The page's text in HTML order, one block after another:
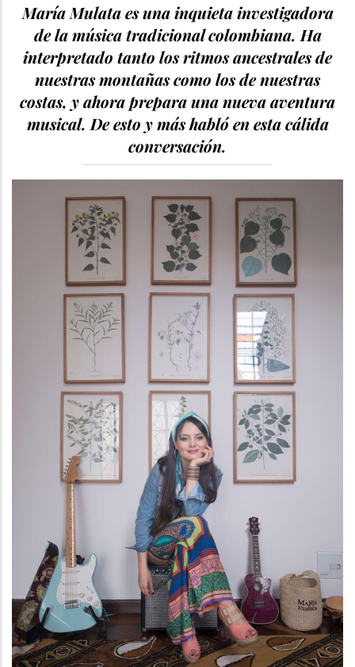
María Mulata es una inquieta investigadora
de la música tradicional colombiana. Ha
interpretado tanto los ritmos ancestrales de
nuestras montañas como los de nuestras
costas, y ahora prepara una nueva aventura
musical. De esto y más habló en esta cálida
conversación.